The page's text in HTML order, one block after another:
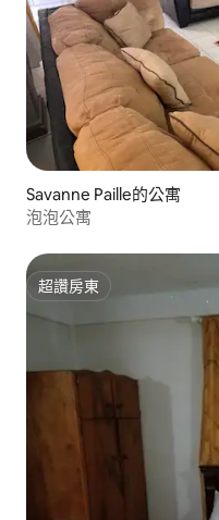
Savanne Paille的公寓
泡泡公寓
超讚房東
超讚房東